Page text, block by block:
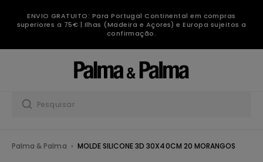
ENVIO GRATUITO: Para Portugal Continental em compras
superiores a 75€ | Ilhas (Madeira e Açores) e Europa sujeitos a
confirmação.
Palma & Palma MOLDE SILICONE 3D 30X40CM 20 MORANGOS